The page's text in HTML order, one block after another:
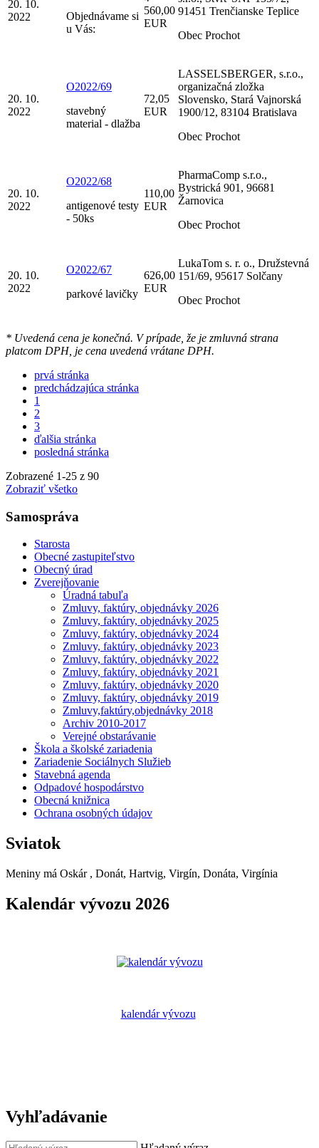
20. 10.
2022
Objednávame si
u Vás:
560,00
EUR
91451 Trenčianske Teplice
Obec Prochot
20. 10.
2022
O2022/69
stavebný
material - dlažba
72,05
EUR
LASSELSBERGER, s.r.o.,
organizačná zložka
Slovensko, Stará Vajnorská
1900/12, 83104 Bratislava
Obec Prochot
20. 10.
2022
O2022/68
antigenové testy
- 50ks
110,00
EUR
PharmaComp s.r.o.,
Bystrická 901, 96681
Žarnovica
Obec Prochot
20. 10.
2022
O2022/67
parkové lavičky
626,00
EUR
LukaTom s. r. o., Družstevná
151/69, 95617 Solčany
Obec Prochot
* Uvedená cena je konečná. V prípade, že je zmluvná strana
platcom DPH, je cena uvedená vrátane DPH.
prvá stránka
predchádzajúca stránka
1
2
3
ďalšia stránka
posledná stránka
Zobrazené 1-25 z 90
Zobraziť všetko
Samospráva
Starosta
Obecné zastupiteľstvo
Obecný úrad
Zverejňovanie
Úradná tabuľa
Zmluvy, faktúry, objednávky 2026
Zmluvy, faktúry, objednávky 2025
Zmluvy, faktúry, objednávky 2024
Zmluvy, faktúry, objednávky 2023
Zmluvy, faktúry, objednávky 2022
Zmluvy, faktúry, objednávky 2021
Zmluvy, faktúry, objednávky 2020
Zmluvy, faktúry, objednávky 2019
Zmluvy,faktúry,objednávky 2018
Archiv 2010-2017
Verejné obstarávanie
Škola a školské zariadenia
Zariadenie Sociálnych Služieb
Stavebná agenda
Odpadové hospodárstvo
Obecná knižnica
Ochrana osobných údajov
Sviatok
Meniny má Oskár , Donát, Hartvig, Virgín, Donáta, Virgínia
Kalendár vývozu 2026
kalendár vývozu
Vyhľadávanie